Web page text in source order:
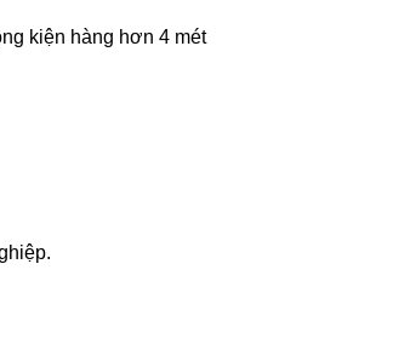
kiện hàng hơn 4 mét